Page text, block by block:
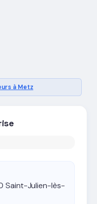
à Metz
Saint-Julien-lès-